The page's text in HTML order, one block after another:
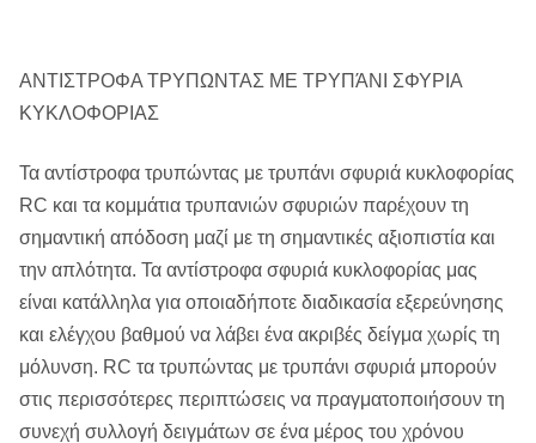
ΑΝΤΙΣΤΡΟΦΑ ΤΡΥΠΩΝΤΑΣ ΜΕ ΤΡΥΠΆΝΙ ΣΦΥΡΙΑ
ΚΥΚΛΟΦΟΡΙΑΣ
Τα αντίστροφα τρυπώντας με τρυπάνι σφυριά κυκλοφορίας
RC και τα κομμάτια τρυπανιών σφυριών παρέχουν τη
σημαντική απόδοση μαζί με τη σημαντικές αξιοπιστία και
την απλότητα. Τα αντίστροφα σφυριά κυκλοφορίας μας
είναι κατάλληλα για οποιαδήποτε διαδικασία εξερεύνησης
και ελέγχου βαθμού να λάβει ένα ακριβές δείγμα χωρίς τη
μόλυνση. RC τα τρυπώντας με τρυπάνι σφυριά μπορούν
στις περισσότερες περιπτώσεις να πραγματοποιήσουν τη
συνεχή συλλογή δειγμάτων σε ένα μέρος του χρόνου